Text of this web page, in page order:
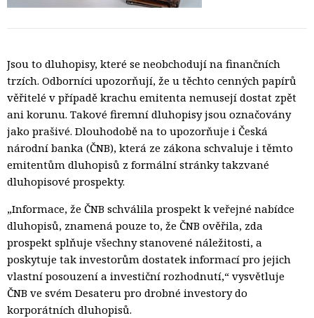
Jsou to dluhopisy, které se neobchodují na finančních
trzích. Odborníci upozorňují, že u těchto cenných papírů
věřitelé v případě krachu emitenta nemusejí dostat zpět
ani korunu. Takové firemní dluhopisy jsou označovány
jako prašivé. Dlouhodobě na to upozorňuje i Česká
národní banka (ČNB), která ze zákona schvaluje i těmto
emitentům dluhopisů z formální stránky takzvané
dluhopisové prospekty.
„Informace, že ČNB schválila prospekt k veřejné nabídce
dluhopisů, znamená pouze to, že ČNB ověřila, zda
prospekt splňuje všechny stanovené náležitosti, a
poskytuje tak investorům dostatek informací pro jejich
vlastní posouzení a investiční rozhodnutí,“ vysvětluje
ČNB ve svém Desateru pro drobné investory do
korporátních dluhopisů.